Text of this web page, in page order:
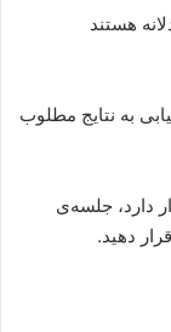
هستند
به نتایج مطلوب
دارد، جلسه‌ی
دهید.